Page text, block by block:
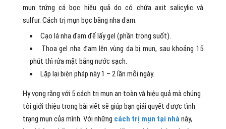
mụn trứng cá bọc hiệu quả do có chứa axit salicylic và
sulfur. Cách trị mụn bọc bằng nha đam:
Cạo lá nha đam để lấy gel (phần trong suốt).
Thoa gel nha đam lên vùng da bị mụn, sau khoảng 15
phút thì rửa mặt bằng nước sạch.
Lặp lại biện pháp này 1 – 2 lần mỗi ngày.
Hy vọng rằng với 5 cách trị mụn an toàn và hiệu quả mà chúng
tôi giới thiệu trong bài viết sẽ giúp bạn giải quyết được tình
trạng mụn của mình. Với những cách trị mụn tại nhànày,